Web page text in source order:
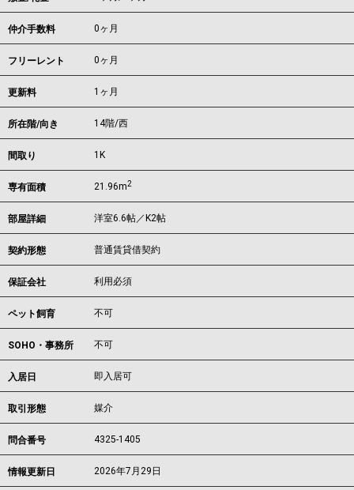
仲介手数料 0ヶ月
フリーレント 0ヶ月
更新料 1ヶ月
所在階/向き 14階/西
間取り 1K
専有面積 21.96m2
部屋詳細 洋室6.6帖／K2帖
契約形態 普通賃貸借契約
保証会社 利用必須
ペット飼育 不可
SOHO・事務所 不可
入居日 即入居可
取引形態 媒介
問合番号 4325-1405
情報更新日 2026年7月29日